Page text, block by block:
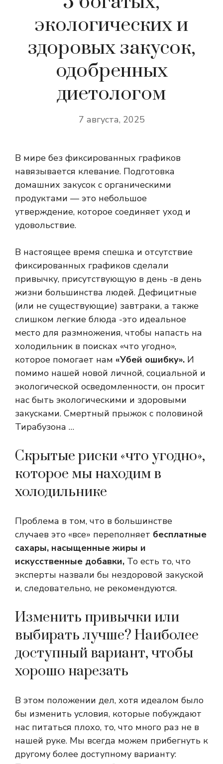
экологических и
здоровых закусок,
одобренных
диетологом
7 августа, 2025
В мире без фиксированных графиков
навязывается клевание. Подготовка
домашних закусок с органическими
продуктами — это небольшое
утверждение, которое соединяет уход и
удовольствие.
В настоящее время спешка и отсутствие
фиксированных графиков сделали
привычку, присутствующую в день -в день
жизни большинства людей. Дефицитные
(или не существующие) завтраки, а также
слишком легкие блюда -это идеальное
место для размножения, чтобы напасть на
холодильник в поисках «что угодно»,
которое помогает нам «Убей ошибку». И
помимо нашей новой личной, социальной и
экологической осведомленности, он просит
нас быть экологическими и здоровыми
закусками. Смертный прыжок с половиной
Тирабузона …
Скрытые риски «что угодно»,
которое мы находим в
холодильнике
Проблема в том, что в большинстве
случаев это «все» переполняет бесплатные
сахары, насыщенные жиры и
искусственные добавки, То есть то, что
эксперты назвали бы нездоровой закуской
и, следовательно, не рекомендуются.
Изменить привычки или
выбирать лучше? Наиболее
доступный вариант, чтобы
хорошо нарезать
В этом положении дел, хотя идеалом было
бы изменить условия, которые побуждают
нас питаться плохо, то, что много раз не в
нашей руке. Мы всегда можем прибегнуть к
другому более доступному варианту: